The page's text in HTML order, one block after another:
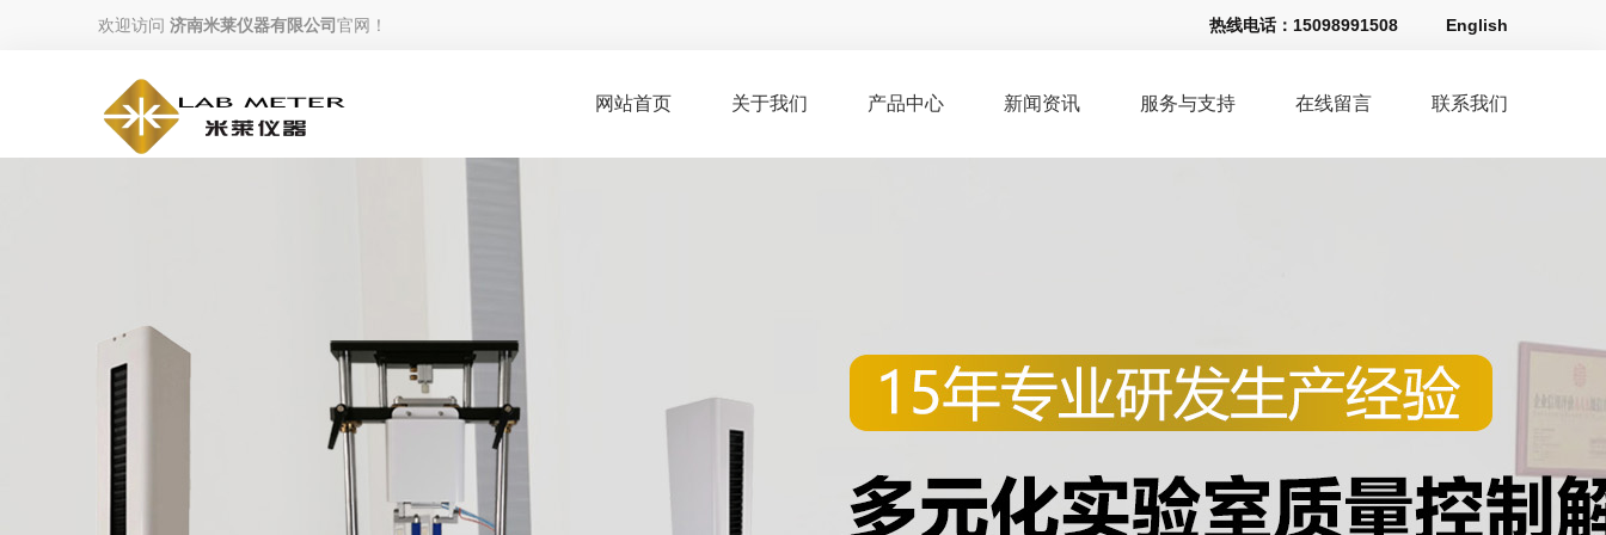
欢迎访问 济南米莱仪器有限公司官网！ 热线电话： 15098991508 English
网站首页 关于我们 产品中心 新闻资讯 服务与支持 在线留言 联系我们